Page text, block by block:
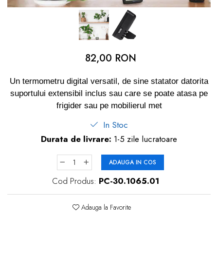
dopuri de urechi
Produse îngrijire copii
82,00 RON
Un termometru digital versatil, de sine statator datorita
suportului extensibil inclus sau care se poate atasa pe
frigider sau pe mobilierul met
In Stoc
Durata de livrare: 1-5 zile lucratoare
ADAUGA IN COS
Cod Produs: PC-30.1065.01
Adauga la Favorite